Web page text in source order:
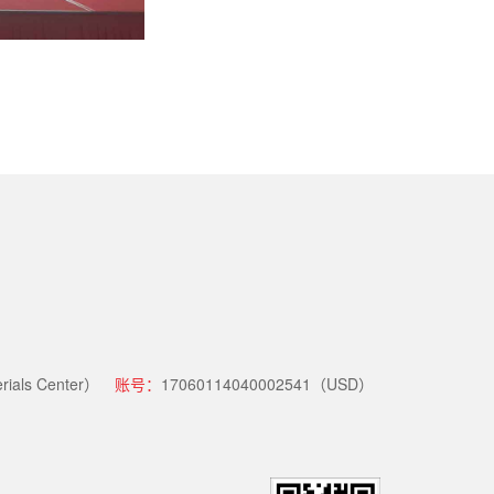
Center） 账号： 17060114040002541（USD）